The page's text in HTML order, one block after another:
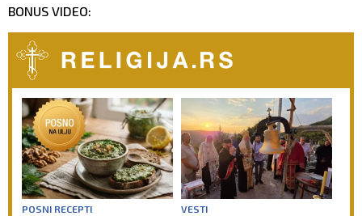
BONUS VIDEO:
POSNI RECEPTI VESTI